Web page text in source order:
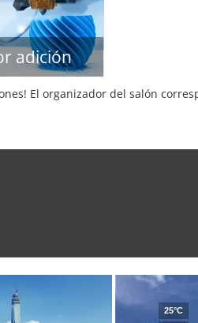
adición
El organizador del salón
25°C